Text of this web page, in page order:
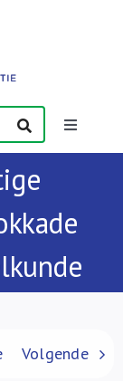
Toggle
Volgende